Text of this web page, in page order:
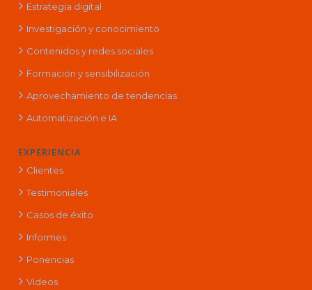
Estrategia digital
Investigación y conocimiento
Contenidos y redes sociales
Formación y sensibilización
Aprovechamiento de tendencias
Automatización e IA
EXPERIENCIA
Clientes
Testimoniales
Casos de éxito
Informes
Ponencias
Videos